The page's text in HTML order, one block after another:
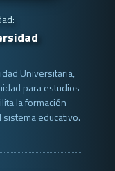
Universitaria,
para estudios
la formación
educativo.